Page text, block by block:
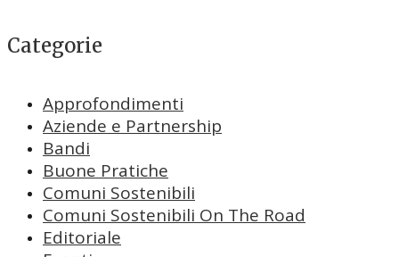
Categorie
Approfondimenti
Aziende e Partnership
Bandi
Buone Pratiche
Comuni Sostenibili
Comuni Sostenibili On The Road
Editoriale